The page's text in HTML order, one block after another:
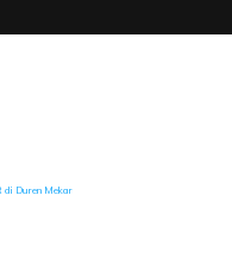
di Duren Mekar